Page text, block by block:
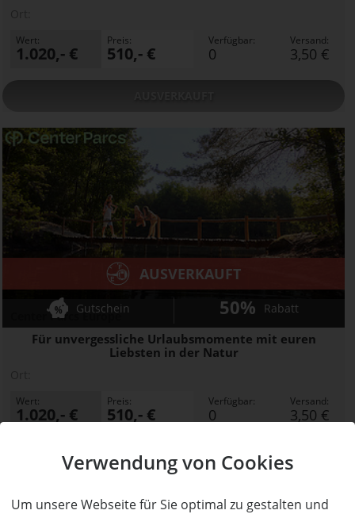
Verwendung von Cookies
Um unsere Webseite für Sie optimal zu gestalten und
Wert:
1.020,- €
Preis:
510,- €
Verfügbar:
0
Versand:
3,50 €
Center Parcs Europe
Für unvergessliche Urlaubsmomente mit euren
Liebsten in der Natur
AUSVERKAUFT
Gutschein 50% Rabatt
Wert:
1.020,- €
Preis:
510,- €
Verfügbar:
0
Versand:
3,50 €
AUSVERKAUFT